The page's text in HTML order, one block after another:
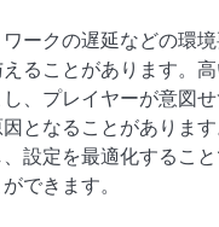
ークの遅延などの環
ることがあります。
、プレイヤーが意図
となることがありま
、設定を最適化するこ
できます。